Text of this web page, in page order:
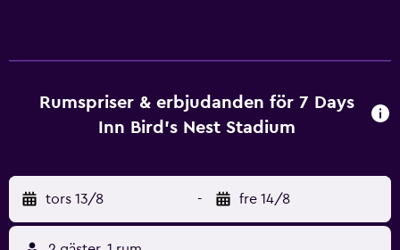
rummen. Peking Capital internationella flygplats är mindre
än 35 minuters körning från 7 Days Inn Beijing Bird's Nest
hotellet.
Rumspriser & erbjudanden för 7 Days
Inn Bird's Nest Stadium
tors 13/8 - fre 14/8